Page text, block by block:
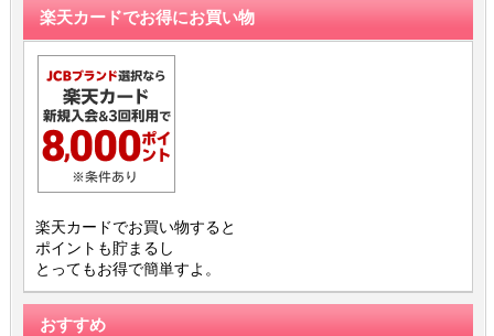
楽天カードでお得にお買い物
楽天カードでお買い物すると
ポイントも貯まるし
とってもお得で簡単すよ。
おすすめ